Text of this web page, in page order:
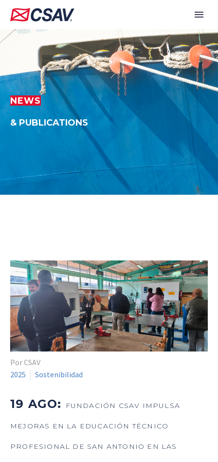
NEWS
& PUBLICATIONS
Por CSAV
2025
Sostenibilidad
19 AGO: FUNDACIÓN CSAV IMPULSA
MEJORAS EN LA EDUCACIÓN TÉCNICO
PROFESIONAL DE SAN ANTONIO EN LAS